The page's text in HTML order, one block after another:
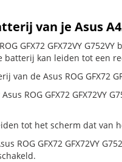
van je Asus
GFX72 GFX72VY
kan leiden tot een
van de Asus ROG GFX72
ROG GFX72 GFX72VY
tot het scherm dat van
ROG GFX72 GFX72VY